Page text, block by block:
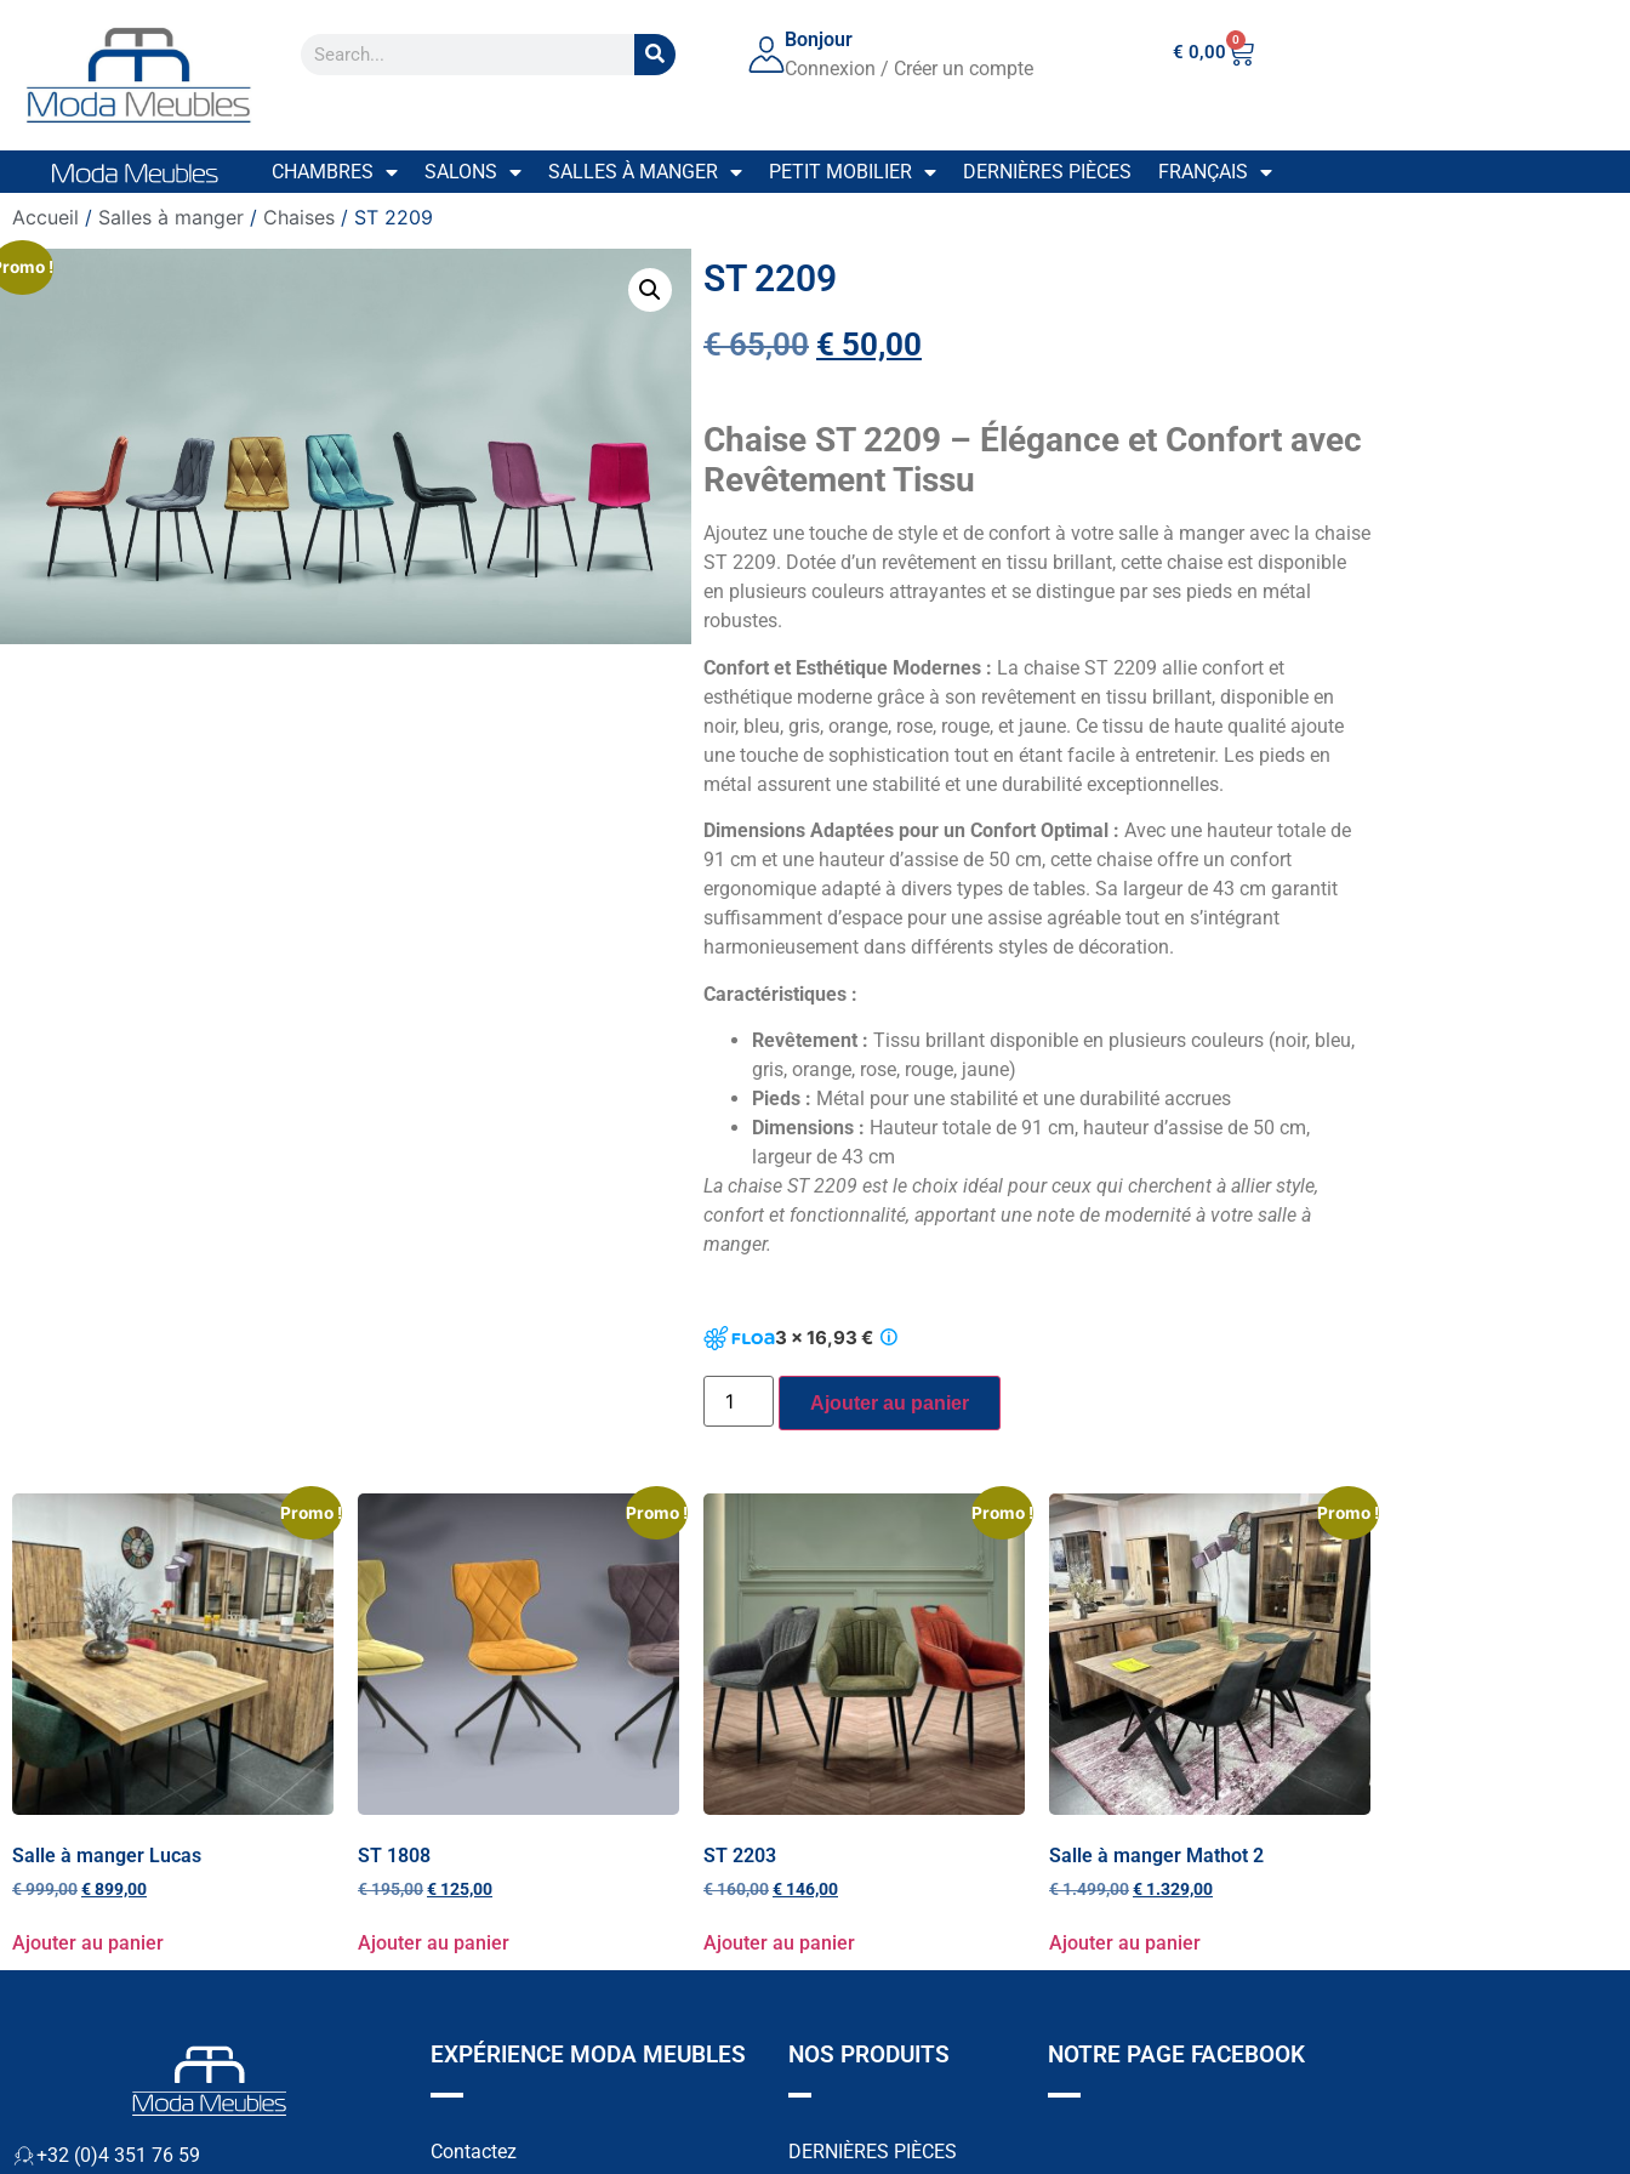
Bonjour
Connexion / Créer un compte
€ 0,00
0
CHAMBRES SALONS SALLES À MANGER PETIT MOBILIER DERNIÈRES PIÈCES FRANÇAIS
Accueil / Salles à manger / Chaises / ST 2209
! ST 2209
€65,00 € 50,00
Chaise ST 2209 – Élégance et Confort avec
Revêtement Tissu
Ajoutez une touche de style et de confort à votre salle à manger avec la chaise
ST 2209. Dotée d’un revêtement en tissu brillant, cette chaise est disponible
en plusieurs couleurs attrayantes et se distingue par ses pieds en métal
robustes.
Confort et Esthétique Modernes : La chaise ST 2209 allie confort et
esthétique moderne grâce à son revêtement en tissu brillant, disponible en
noir, bleu, gris, orange, rose, rouge, et jaune. Ce tissu de haute qualité ajoute
une touche de sophistication tout en étant facile à entretenir. Les pieds en
métal assurent une stabilité et une durabilité exceptionnelles.
Dimensions Adaptées pour un Confort Optimal : Avec une hauteur totale de
91 cm et une hauteur d’assise de 50 cm, cette chaise offre un confort
ergonomique adapté à divers types de tables. Sa largeur de 43 cm garantit
suffisamment d’espace pour une assise agréable tout en s’intégrant
harmonieusement dans différents styles de décoration.
Caractéristiques :
Revêtement : Tissu brillant disponible en plusieurs couleurs (noir, bleu,
gris, orange, rose, rouge, jaune)
Pieds : Métal pour une stabilité et une durabilité accrues
Dimensions : Hauteur totale de 91 cm, hauteur d’assise de 50 cm,
largeur de 43 cm
La chaise ST 2209 est le choix idéal pour ceux qui cherchent à allier style,
confort et fonctionnalité, apportant une note de modernité à votre salle à
manger.
3 x 16,93 €
Ajouter au panier
Promo !
Salle à manger Lucas
€999,00€899,00
Ajouter au panier
Promo !
ST 1808
€195,00€ 125,00
Ajouter au panier
Promo !
ST 2203
€160,00€ 146,00
Ajouter au panier
Promo !
Salle à manger Mathot 2
€1.499,00€ 1.329,00
Ajouter au panier
+32 (0)4 351 76 59
EXPÉRIENCE MODA MEUBLES
Contactez
NOS PRODUITS
DERNIÈRES PIÈCES
NOTRE PAGE FACEBOOK